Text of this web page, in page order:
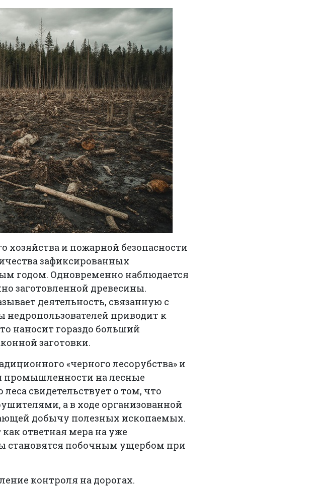
хозяйства и пожарной безопасности
зафиксированных
годом. Одновременно наблюдается
заготовленной древесины.
деятельность, связанную с
недропользователей приводит к
наносит гораздо больший
заготовки.
«черного лесорубства» и
промышленности на лесные
свидетельствует о том, что
а в ходе организованной
добычу полезных ископаемых.
ответная мера на уже
становятся побочным ущербом при
контроля на дорогах.